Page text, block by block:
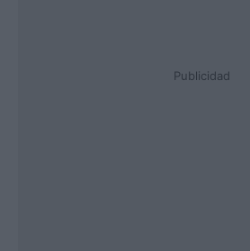
Publicidad